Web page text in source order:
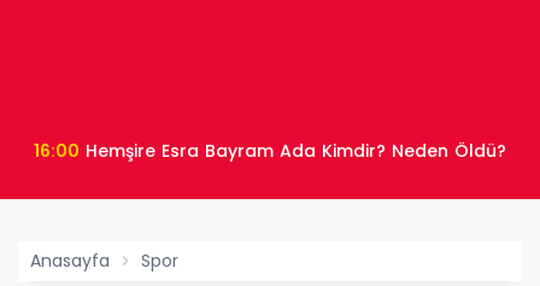
16:00 Hemşire Esra Bayram Ada Kimdir? Neden Öldü?
Anasayfa Spor